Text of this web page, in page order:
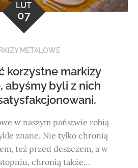
LUT
07
METALOWE
korzystne markizy
abyśmy byli z nich
w naszym państwie robią
znane. Nie tylko chronią
też przed deszczem, a w
chronią także…